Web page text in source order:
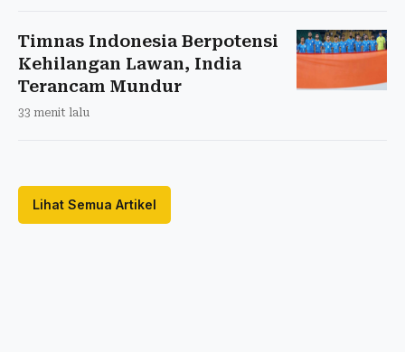
Timnas Indonesia Berpotensi
Kehilangan Lawan, India
Terancam Mundur
33 menit lalu
Lihat Semua Artikel